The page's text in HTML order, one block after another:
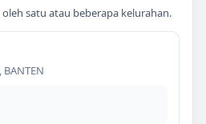
satu atau beberapa kelurahan.
, BANTEN